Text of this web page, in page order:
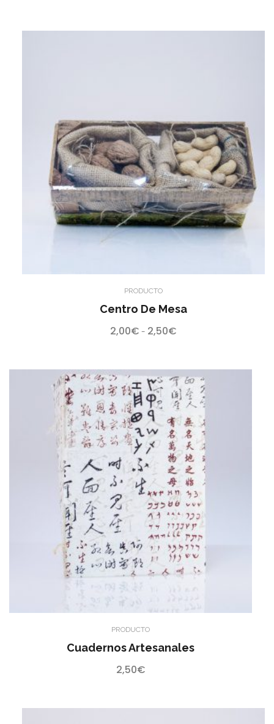
PRODUCTO
Centro De Mesa
2,00€ - 2,50€Rango
desde
2,00€
hasta
2,50€
PRODUCTO
Cuadernos Artesanales
2,50€